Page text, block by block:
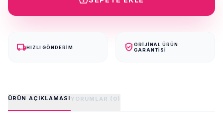
local_shippingHIZLI GÖNDERIM verified_user ORIJINAL ÜRÜN
GARANTISI
ÜRÜN AÇIKLAMASIYORUMLAR (0)